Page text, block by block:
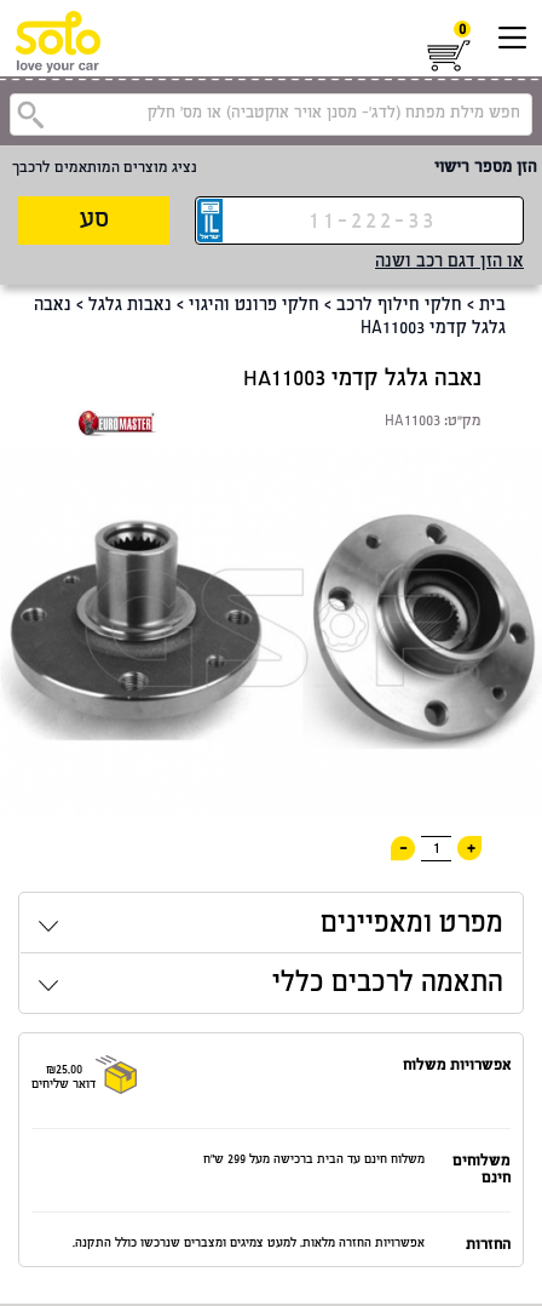
0
הזן מספר רישוי נציג מוצרים המותאמים לרכבך
סע
או הזן דגם רכב ושנה
בית > חלקי חילוף לרכב > חלקי פרונט והיגוי > נאבות גלגל > נאבה
גלגל קדמי HA11003
נאבה גלגל קדמי HA11003
מק"ט: HA11003
+
1
-
מפרט ומאפיינים
התאמה לרכבים כללי
אפשרויות משלוח
₪25.00
דואר שליחים
משלוחים
חינם
משלוח חינם עד הבית ברכישה מעל 299 ש"ח
החזרות אפשרויות החזרה מלאות. למעט צמיגים ומצברים שנרכשו כולל התקנה.